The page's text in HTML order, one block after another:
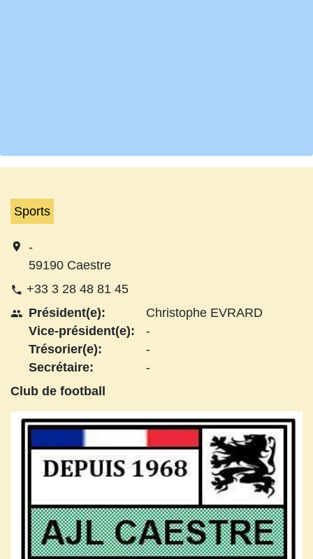
Sports
location_on
-
59190 Caestre
phone +33 3 28 48 81 45
people Président(e):
Vice-président(e):
Trésorier(e):
Secrétaire:
Christophe EVRARD
-
-
-
Club de football